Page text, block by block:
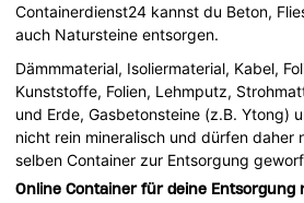
Containerdienst24 kannst du Beton,
auch Natursteine entsorgen.
Dämmmaterial, Isoliermaterial, Kabel,
Kunststoffe, Folien, Lehmputz,
und Erde, Gasbetonsteine (z.B. Ytong)
nicht rein mineralisch und dürfen daher
selben Container zur Entsorgung
Online Container für deine Entsorgung